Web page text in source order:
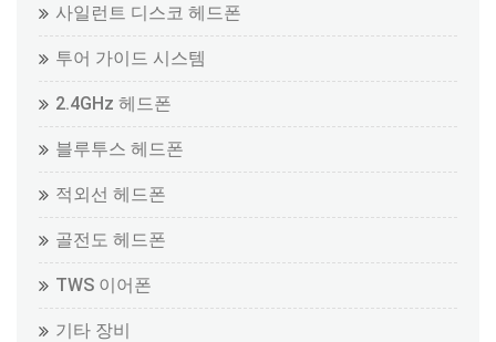
사일런트 디스코 헤드폰
투어 가이드 시스템
2.4GHz 헤드폰
블루투스 헤드폰
적외선 헤드폰
골전도 헤드폰
TWS 이어폰
기타 장비